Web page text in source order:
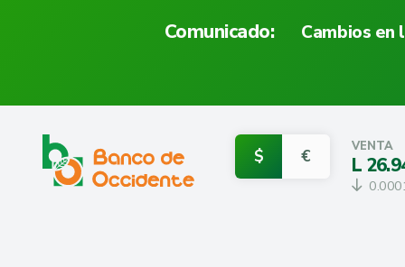
Comunicado: Cambios en
$ € VENTA
L